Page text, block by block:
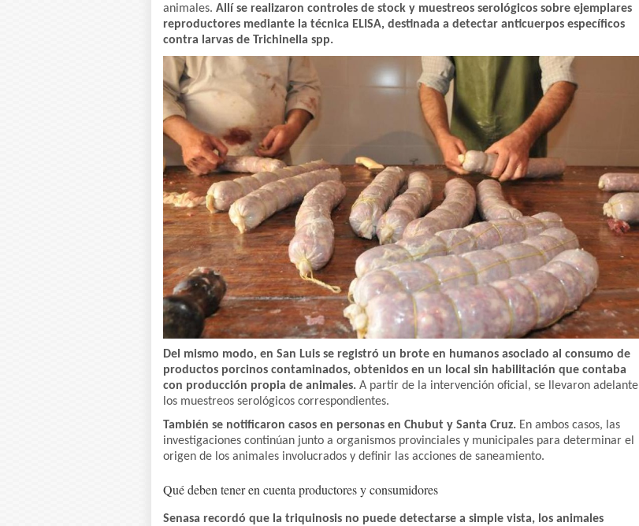
animales. Allí se realizaron controles de stock y muestreos serológicos sobre ejemplares
reproductores mediante la técnica ELISA, destinada a detectar anticuerpos específicos
contra larvas de Trichinella spp.
Del mismo modo, en San Luis se registró un brote en humanos asociado al consumo de
productos porcinos contaminados, obtenidos en un local sin habilitación que contaba
con producción propia de animales. A partir de la intervención oficial, se llevaron adelante
los muestreos serológicos correspondientes.
También se notificaron casos en personas en Chubut y Santa Cruz. En ambos casos, las
investigaciones continúan junto a organismos provinciales y municipales para determinar el
origen de los animales involucrados y definir las acciones de saneamiento.
Qué deben tener en cuenta productores y consumidores
Senasa recordó que la triquinosis no puede detectarse a simple vista, los animales